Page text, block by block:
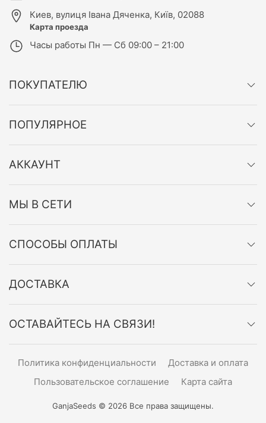
Киев, вулиця Івана Дяченка, Київ, 02088
Карта проезда
Часы работы Пн — Сб 09:00 – 21:00
ПОКУПАТЕЛЮ
ПОПУЛЯРНОЕ
АККАУНТ
МЫ В СЕТИ
СПОСОБЫ ОПЛАТЫ
ДОСТАВКА
ОСТАВАЙТЕСЬ НА СВЯЗИ!
Политика конфиденциальности
Доставка и оплата
Пользовательское соглашение
Карта сайта
GanjaSeeds © 2026 Все права защищены.